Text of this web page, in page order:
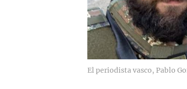
El periodista vasco, Pablo